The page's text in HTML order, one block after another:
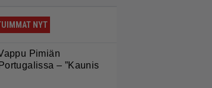
NYT
Pimiän
– ”Kaunis